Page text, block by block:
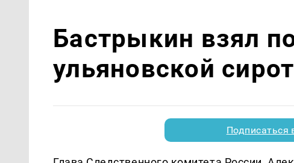
Бастрыкин взял
ульяновской
Подписаться